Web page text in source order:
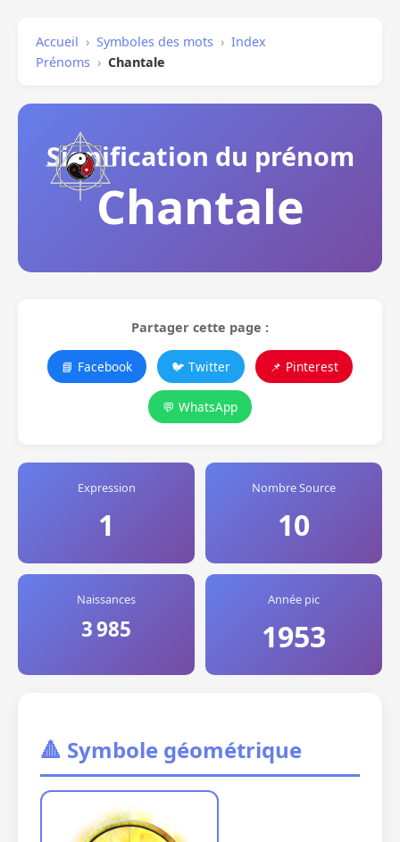
Accueil › Symboles des mots › Index
Prénoms › Chantale
Signification du prénom
Chantale
Partager cette page :
📘 Facebook 🐦 Twitter 📌 Pinterest
💬 WhatsApp
Expression
1
Nombre Source
10
Naissances
3 985
Année pic
1953
🔺 Symbole géométrique